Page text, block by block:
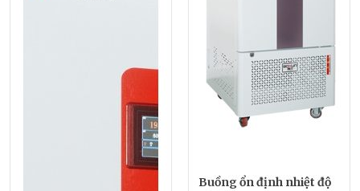
Buồng ổn định nhiệt độ